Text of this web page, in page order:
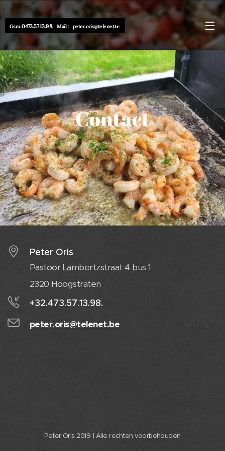
Gsm.0473.57.13.98. Mail : peter.oris@telenet.be
Contact
Peter Oris
Pastoor Lambertzstraat 4 bus 1
2320 Hoogstraten
+32.473.57.13.98.
peter.oris@telenet.be
Peter Oris 2019 | Alle rechten voorbehouden